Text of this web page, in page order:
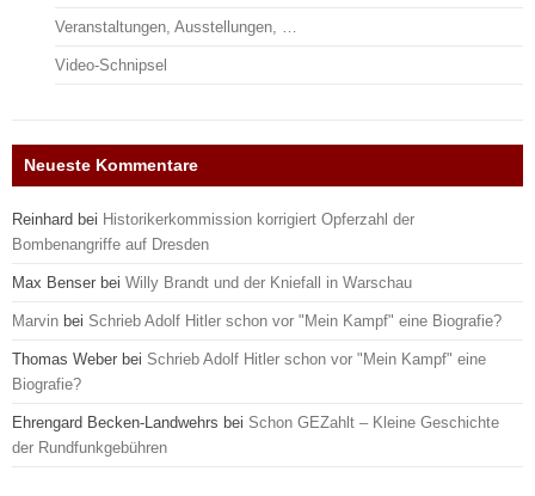
Veranstaltungen, Ausstellungen, …
Video-Schnipsel
Neueste Kommentare
Reinhard bei Historikerkommission korrigiert Opferzahl der
Bombenangriffe auf Dresden
Max Benser bei Willy Brandt und der Kniefall in Warschau
Marvin bei Schrieb Adolf Hitler schon vor "Mein Kampf" eine Biografie?
Thomas Weber bei Schrieb Adolf Hitler schon vor "Mein Kampf" eine
Biografie?
Ehrengard Becken-Landwehrs bei Schon GEZahlt – Kleine Geschichte
der Rundfunkgebühren